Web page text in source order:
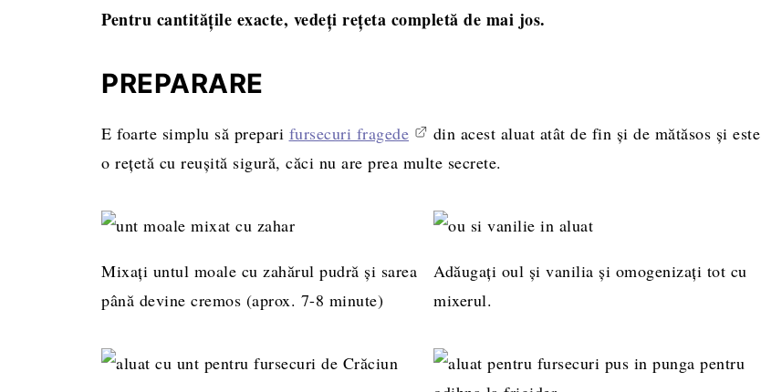
Pentru cantitățile exacte, vedeți rețeta completă de mai jos.
PREPARARE
E foarte simplu să prepari fursecuri fragede
din acest aluat atât de fin și de mătăsos și este
o rețetă cu reușită sigură, căci nu are prea multe secrete.
Mixați untul moale cu zahărul pudră și sarea
până devine cremos (aprox. 7-8 minute)
Adăugați oul și vanilia și omogenizați tot cu
mixerul.